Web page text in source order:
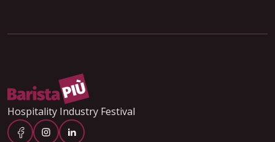
Hospitality Industry Festival